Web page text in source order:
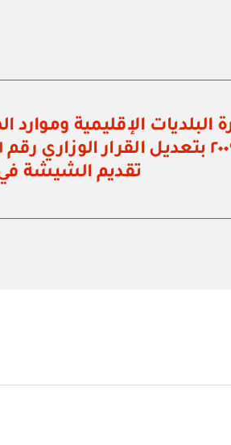
البلديات الإقليمية وموارد
تقديم الشيشة